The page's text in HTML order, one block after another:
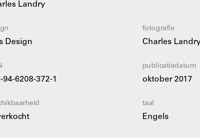
baanbrekende boek baant de uitvinder van het
Landry
Design
fotografie
Charles
94-6208-372-1
publicatiedatum
oktober 2017
taal
Engels